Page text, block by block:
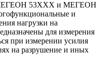
МЕГЕОН 53ХХХ и МЕГЕОН
и
нагрузки на
для измерения
при измерении усилия
на разрушение и иных